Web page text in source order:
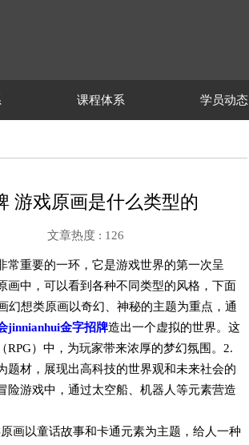
课程体系 学员动态
游戏原画是什么类型的
文章热度 : 126
常重要的一环，它是游戏世界的第一次呈
画中，可以看到各种不同类型的风格，下面
幻想类原画以奇幻、神秘的主题为重点，通
jinnianhui金字招牌造出一个虚拟的世界。这
）中，为玩家带来浓厚的梦幻氛围。2.
题材，展现出高科技的世界观和未来社会的
险游戏中，通过太空船、机器人等元素营造
画以童话故事和卡通元素为主题，给人一种